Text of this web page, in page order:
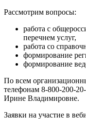
Рассмотрим вопросы:
работа с
перечнем услуг,
работа со
формирование
формирование
По всем
телефонам 8-800-200-
Ирине Владимировне.
Заявки на участие в